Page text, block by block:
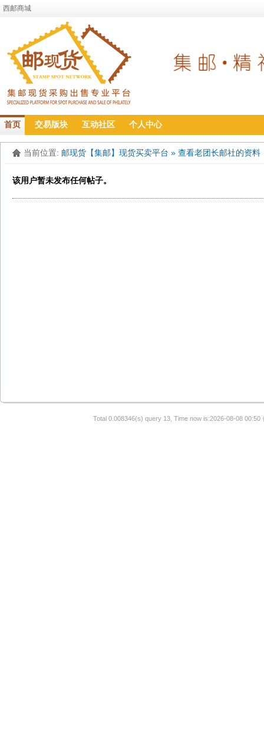
西邮商城
首页 交易版块 互动社区 个人中心
当前位置: 邮现货【集邮】现货买卖平台 » 查看老团长邮社的资料
该用户暂未发布任何帖子。
Total 0.008346(s) query 13, Time now is:2026-08-08 00:50